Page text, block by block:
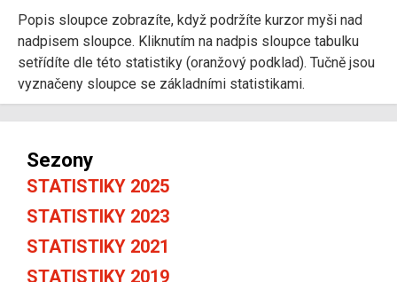
Popis sloupce zobrazíte, když podržíte kurzor myši nad
nadpisem sloupce. Kliknutím na nadpis sloupce tabulku
setřídíte dle této statistiky (oranžový podklad). Tučně jsou
vyznačeny sloupce se základními statistikami.
Sezony
STATISTIKY 2025
STATISTIKY 2023
STATISTIKY 2021
STATISTIKY 2019